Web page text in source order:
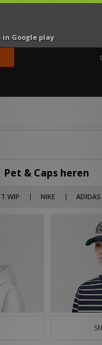
in Google play
Pet & Caps heren
WIP NIKE ADIDAS
een tijdloze accessoire en
Era. Ontdek hier de
caps, snapbacks, flatcaps,